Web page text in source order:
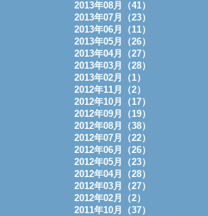
2013年08月（41）
2013年07月（23）
2013年06月（11）
2013年05月（26）
2013年04月（27）
2013年03月（28）
2013年02月（1）
2012年11月（2）
2012年10月（17）
2012年09月（19）
2012年08月（38）
2012年07月（22）
2012年06月（26）
2012年05月（23）
2012年04月（28）
2012年03月（27）
2012年02月（2）
2011年10月（37）